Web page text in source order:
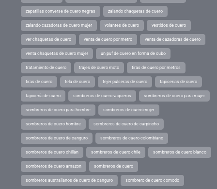
zapatillas converse de cuero negras zalando chaquetas de cuero
zalando cazadoras de cuero mujer volantes de cuero vestidos de cuero
ver chaquetas de cuero venta de cuero por metro venta de cazadoras de cuero
venta chaquetas de cuero mujer un puf de cuero en forma de cubo
tratamiento de cuero trajes de cuero moto tiras de cuero por metros
tiras de cuero tela de cuero tejer pulseras de cuero tapicerias de cuero
tapicería de cuero sombreros de cuero vaqueros sombreros de cuero para mujer
sombreros de cuero para hombre sombreros de cuero mujer
sombreros de cuero hombre sombreros de cuero de carpincho
sombreros de cuero de canguro sombreros de cuero colombiano
sombreros de cuero chillán sombreros de cuero chile sombreros de cuero blanco
sombreros de cuero amazon sombreros de cuero
sombreros australianos de cuero de canguro sombrero de cuero comodo